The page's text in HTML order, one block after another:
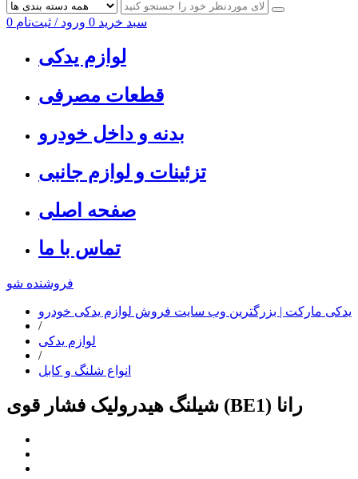
0 سبد خرید 0 ورود / ثبت‌نام
لوازم یدکی
قطعات مصرفی
بدنه و داخل خودرو
تزئینات و لوازم جانبی
صفحه اصلی
تماس با ما
فروشنده شو
یدکی مارکت | بزرگترین وب سایت فروش لوازم یدکی خودرو
/
لوازم یدکی
/
انواع شلنگ و کابل
شیلنگ هیدرولیک فشار قوی (BE1) رانا